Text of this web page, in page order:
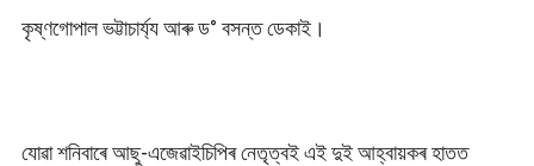
কৃষ্ণগোপাল ভট্টাচাৰ্য্য আৰু ড° বসন্ত ডেকাই।
যোৱা শনিবাৰে আছু-এজেৱাইচিপিৰ নেতৃত্বই এই দুই আহ্বায়কৰ হাতত